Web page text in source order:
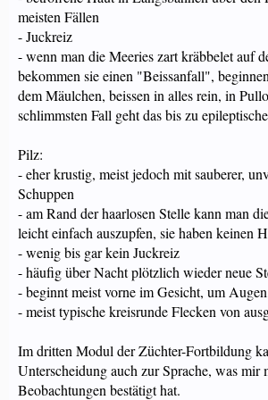
meisten Fällen
- Juckreiz
- wenn man die Meeries zart kräbbelet auf
bekommen sie einen "Beissanfall",
dem Mäulchen, beissen in alles rein, in
schlimmsten Fall geht das bis zu
Pilz:
- eher krustig, meist jedoch mit sauberer,
Schuppen
- am Rand der haarlosen Stelle kann man
leicht einfach auszupfen, sie haben keinen
- wenig bis gar kein Juckreiz
- häufig über Nacht plötzlich wieder neue
- beginnt meist vorne im Gesicht, um
- meist typische kreisrunde Flecken von
Im dritten Modul der Züchter-Fortbildung
Unterscheidung auch zur Sprache, was mir
Beobachtungen bestätigt hat.